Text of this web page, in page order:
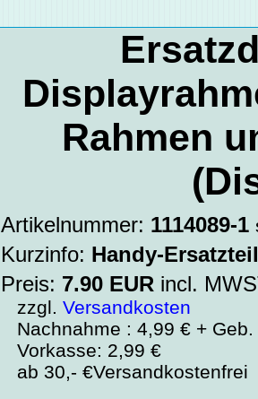
Rahmen
Artikelnummer: 1114089-1
Kurzinfo: Handy-
Preis: 7.90 EUR incl.
zzgl.Versandkosten
Nachnahme : 4,99 € + Geb.
Vorkasse: 2,99 €
ab 30,- €Versandkostenfrei